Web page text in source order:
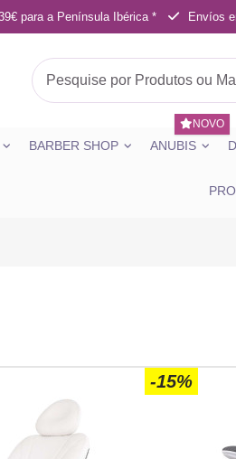
para a Península Ibérica * Envíos
BARBER SHOP ANUBIS
NOVO
-15%